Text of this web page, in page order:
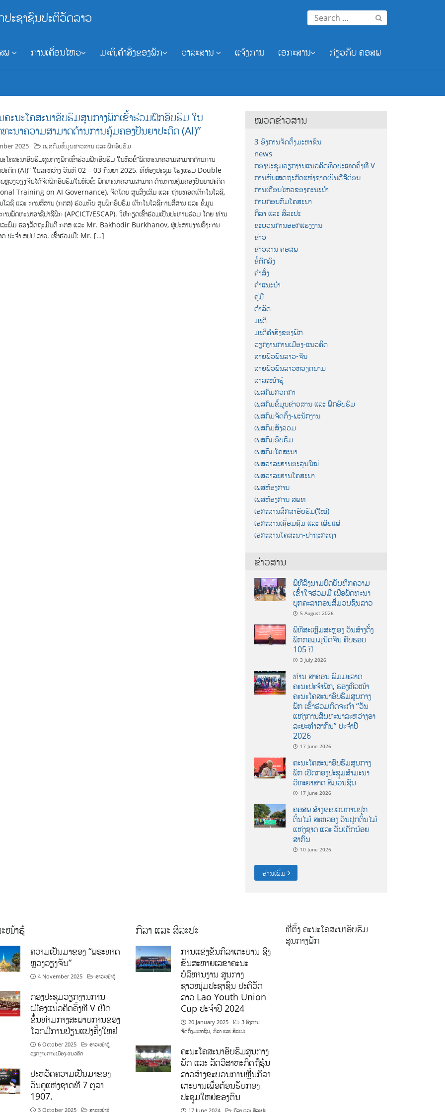
ະຊາຊົນປະຕິວັດລາວ
Search
for:
ພ ການເຄື່ອນໄຫວ ມະຕິ,ຄຳສັ່ງຂອງພັກ ວາລະສານ ແຈ້ງການ ເອກະສານ ກ່ຽວກັບ ຄອສພ
ຄະນະໂຄສະນາອົບຮົມສູນກາງພັກເຂົ້າຮ່ວມຝຶກອົບຮົມ ໃນ
ະນາຄວາມສາມາດດ້ານການຄຸ້ມຄອງປັນຍາປະດິດ (AI)”
2025 ເພສກົມຂໍ້ມູນຂ່າວສານ ແລະ ຝຶກອົບຮົມ
ະໂຄສະນາອົບຮົມສູນກາງພັກເຂົ້າຮ່ວມຝຶກອົບຮົມ ໃນຫົວຂໍ້”ພັດທະນາຄວາມສາມາດດ້ານການ
ະດິດ (AI)” ໃນລະຫວ່າງ ວັນທີ 02 – 03 ກັນຍາ 2025, ທີ່ຫ້ອງປະຊຸມ ໂຮງແຮມ Double
ຫຼວງວຽງຈັນໄດ້ຈັດຝຶກອົບຮົມໃນຫົວຂໍ້: ພັດທະນາຄວາມສາມາດ ດ້ານການຄຸ້ມຄອງປັນຍາປະດິດ
Training on AI Governance), ຈັດໂດຍ ສູນສົ່ງເສີມ ແລະ ຖ່າຍທອດເຕັກໂນໂລຊີ,
ໂລຊີ ແລະ ການສື່ສານ (ກຕສ) ຮ່ວມກັບ ສູນຝຶກອົບຮົມ ເຕັກໂນໂລຊີການສື່ສານ ແລະ ຂໍ້ມູນ
ານພັດທະນາອາຊີປາຊີຟິກ (APCICT/ESCAP). ໃຫ້ກຽດເຂົ້າຮ່ວມເປັນປະທານຮ່ວມ ໂດຍ ທ່ານ
ະພົມ ຮອງລັດຖະມົນຕີ ກຕສ ແລະ Mr. Bakhodir Burkhanov, ຜູ້ປະສານງານອົງການ
ດ ປະຈຳ ສປປ ລາວ. ເຂົ້າຮ່ວມມີ: Mr. […]
ໝວດຂ່າວສານ
3 ອົງການຈັດຕັ້ງມະຫາຊົນ
news
ກອງປະຊຸມວຽກງານແນວຄິດທົ່ວປະເທດຄັ້ງທີ V
ການຫັນເສດຖະກິດແຫ່ງຊາດເປັນດີຈີຕ໋ອນ
ການເຄື່ອນໄຫວຂອງຄະນະນຳ
ກາບກອນກົມໂຄສະນາ
ກິລາ ແລະ ສິລະປະ
ຂະບວນການອອກແຮງງານ
ຂ່າວ
ຂ່າວສານ ຄອສພ
ຂໍ້ຕົກລົງ
ຄຳສັ່ງ
ຄຳແນະນຳ
ຄູ່ມື
ດຳລັດ
ມະຕິ
ມະຕິຄຳສັ່ງຂອງພັກ
ວຽກງານການເມືອງ-ແນວຄິດ
ສາຍພົວພັນລາວ-ຈີນ
ສາຍພົວພັນລາວຫວຽດນາມ
ສາລະໜ້າຮູ້
ເພສກົມກວດກາ
ເພສກົມຂໍ້ມູນຂ່າວສານ ແລະ ຝຶກອົບຮົມ
ເພສກົມຈັດຕັ້ງ-ພະນັກງານ
ເພສກົມສັງລວມ
ເພສກົມອົບຮົມ
ເພສກົມໂຄສະນາ
ເພສວາລະສານອະລຸນໃໝ່
ເພສວາລະສານໂຄສະນາ
ເພສຫ້ອງການ
ເພສຫ້ອງການ ສພທ
ເອກະສານສຶກສາອົບຮົມ(ໃໝ່)
ເອກະສານເຊື່ອມຊືມ ແລະ ເຜີຍແຜ່
ເອກະສານໂຄສະນາ-ປາຖະກະຖາ
ຂ່າວສານ
ພິທີລົງນາມບົດບັນທຶກຄວາມ
ເຂົ້າໃຈຮ່ວມມື ເພື່ອພັດທະນາ
ບຸກຄະລາກອນສື່ມວນຊົນລາວ
5 August 2026
ພິທີສະເຫຼີມສະຫຼອງ ວັນສ້າງຕັ້ງ
ພັກກອມມູນິດຈີນ ຄົບຮອບ
105 ປີ
3 July 2026
ທ່ານ ສາຄອນ ພົມມະລາດ
ຄະນະປະຈໍາພັກ, ຮອງຫົວໜ້າ
ຄະນະໂຄສະນາອົບຮົມສູນກາງ
ພັກ ເຂົ້າຮ່ວມກິດຈະກຳ “ວັນ
ແຫ່ງການສົນທະນາລະຫວ່າງອາ
ລະຍະທຳສາກົນ” ປະຈຳປີ
2026
17 June 2026
ຄະນະໂຄສະນາອົບຮົມສູນກາງ
ພັກ ເປີດກອງປະຊຸມສຳມະນາ
ວິທະຍາສາດ ສຶ່ມວນຊົນ
17 June 2026
ຄອສພ ສ້າງຂະບວນການປູກ
ຕົ້ນໄມ້ ສະຫລອງ ວັນປູກຕົ້ນໄມ້
ແຫ່ງຊາດ ແລະ ວັນເດັກນ້ອຍ
ສາກົນ
10 June 2026
ອ່ານເພີ່ມ
ໜ້າຮູ້
ຄວາມເປັນມາຂອງ “ພຣະທາດ
ຫຼວງວຽງຈັນ”
4 November 2025 ສາລະໜ້າຮູ້
ກອງປະຊຸມວຽກງານການ
ເມືອງແນວຄິດຄັ້ງທີ V ເປີດ
ຂຶ້ນທ່າມກາງສະພາບການຂອງ
ໂລກມີການປ່ຽນແປງຄັ້ງໃຫຍ່
6 October 2025 ສາລະໜ້າຮູ້,
ວຽກງານການເມືອງ-ແນວຄິດ
ປະຫວັດຄວາມເປັນມາຂອງ
ວັນຄູແຫ່ງຊາດທີ 7 ຕຸລາ
1907.
3 October 2025 ສາລະໜ້າຮູ້
ກິລາ ແລະ ສິລະປະ
ການແຂ່ງຂັນກິລາເຕະບານ ຊິງ
ຂັນສະຫາຍເລຂາຄະນະ
ບໍລິຫານງານ ສູນກາງ
ຊາວໜຸ່ມປະຊາຊົນ ປະຕິວັດ
ລາວ Lao Youth Union
Cup ປະຈຳປີ 2024
20 January 2025
3 ອົງການ
ຈັດຕັ້ງມະຫາຊົນ, ກິລາ ແລະ ສິລະປະ
ຄະນະໂຄສະນາອົບຮົມສູນກາງ
ພັກ ແລະ ລັດວິສາຫະກິດຖືຮຸ້ນ
ລາວສ້າງຂະບວນການຫຼີ້ນກິລາ
ເຕະບານເພື່ອຕ້ອນຮັບກອງ
ປະຊຸມໃຫຍ່ຂອງຕົນ
17 June 2024 ກິລາ ແລະ ສິລະປະ
ທີ່ຕັ້ງ ຄະນະໂຄສະນາອົບຮົມ
ສູນກາງພັກ